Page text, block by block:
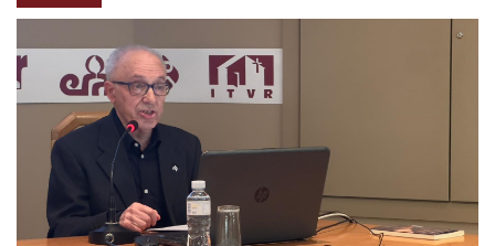
PABLO.jpg